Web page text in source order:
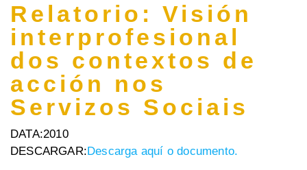
Relatorio: Visión
interprofesional
dos contextos de
acción nos
Servizos Sociais
DATA:2010
DESCARGAR:Descarga aquí o documento.